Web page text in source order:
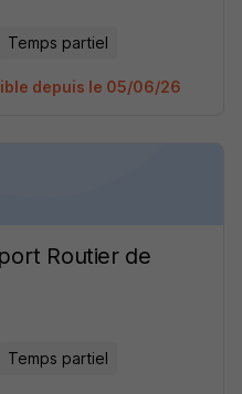
Temps partiel
depuis le 05/06/26
Routier de
Temps partiel